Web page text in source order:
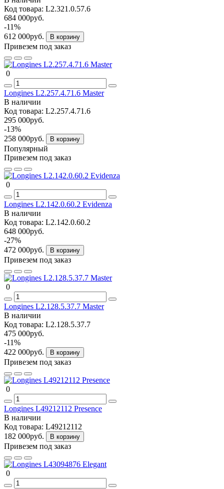
Код товара: L2.321.0.57.6
684 000руб.
-11%
612 000руб.
В корзину
Привезем под заказ
0
Longines L2.257.4.71.6 Master
В наличии
Код товара: L2.257.4.71.6
295 000руб.
-13%
258 000руб.
В корзину
Популярный
Привезем под заказ
0
Longines L2.142.0.60.2 Evidenza
В наличии
Код товара: L2.142.0.60.2
648 000руб.
-27%
472 000руб.
В корзину
Привезем под заказ
0
Longines L2.128.5.37.7 Master
В наличии
Код товара: L2.128.5.37.7
475 000руб.
-11%
422 000руб.
В корзину
Привезем под заказ
0
Longines L49212112 Presence
В наличии
Код товара: L49212112
182 000руб.
В корзину
Привезем под заказ
0